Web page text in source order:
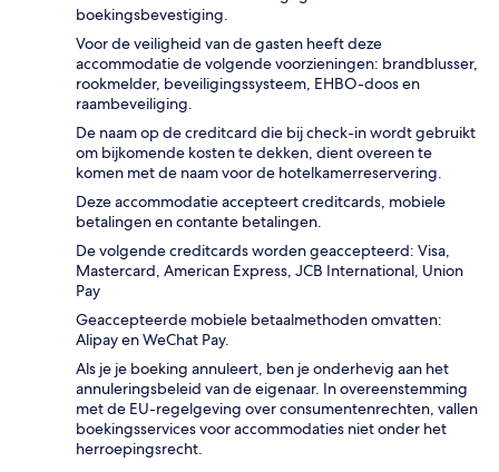
boekingsbevestiging.
Voor de veiligheid van de gasten heeft deze
accommodatie de volgende voorzieningen: brandblusser,
rookmelder, beveiligingssysteem, EHBO-doos en
raambeveiliging.
De naam op de creditcard die bij check-in wordt gebruikt
om bijkomende kosten te dekken, dient overeen te
komen met de naam voor de hotelkamerreservering.
Deze accommodatie accepteert creditcards, mobiele
betalingen en contante betalingen.
De volgende creditcards worden geaccepteerd: Visa,
Mastercard, American Express, JCB International, Union
Pay
Geaccepteerde mobiele betaalmethoden omvatten:
Alipay en WeChat Pay.
Als je je boeking annuleert, ben je onderhevig aan het
annuleringsbeleid van de eigenaar. In overeenstemming
met de EU-regelgeving over consumentenrechten, vallen
boekingsservices voor accommodaties niet onder het
herroepingsrecht.